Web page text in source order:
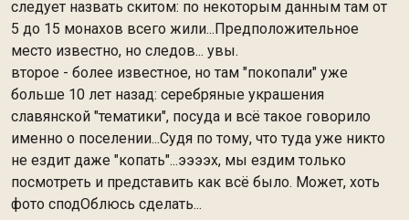
следует назвать скитом: по некоторым данным там от
5 до 15 монахов всего жили...Предположительное
место известно, но следов... увы.
второе - более известное, но там "покопали" уже
больше 10 лет назад: серебряные украшения
славянской "тематики", посуда и всё такое говорило
именно о поселении...Судя по тому, что туда уже никто
не ездит даже "копать"...ээээх, мы ездим только
посмотреть и представить как всё было. Может, хоть
фото сподОблюсь сделать...